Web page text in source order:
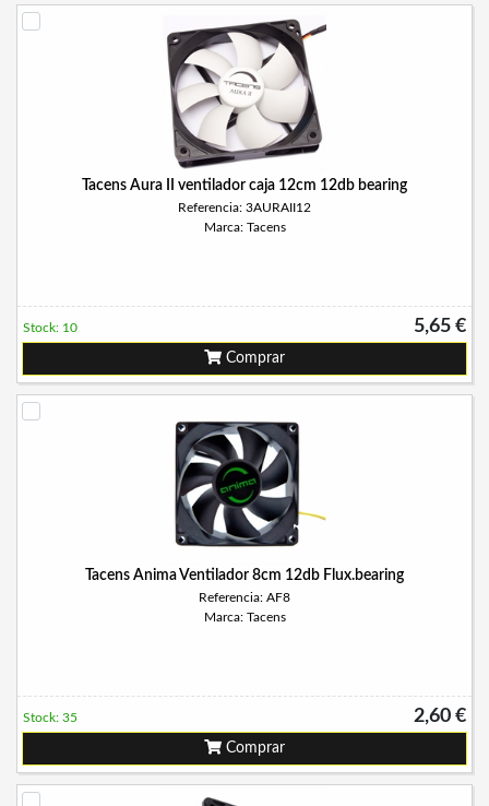
Tacens Aura II ventilador caja 12cm 12db bearing
Referencia: 3AURAII12
Marca: Tacens
5,65 €
Stock: 10
Comprar
Tacens Anima Ventilador 8cm 12db Flux.bearing
Referencia: AF8
Marca: Tacens
2,60 €
Stock: 35
Comprar